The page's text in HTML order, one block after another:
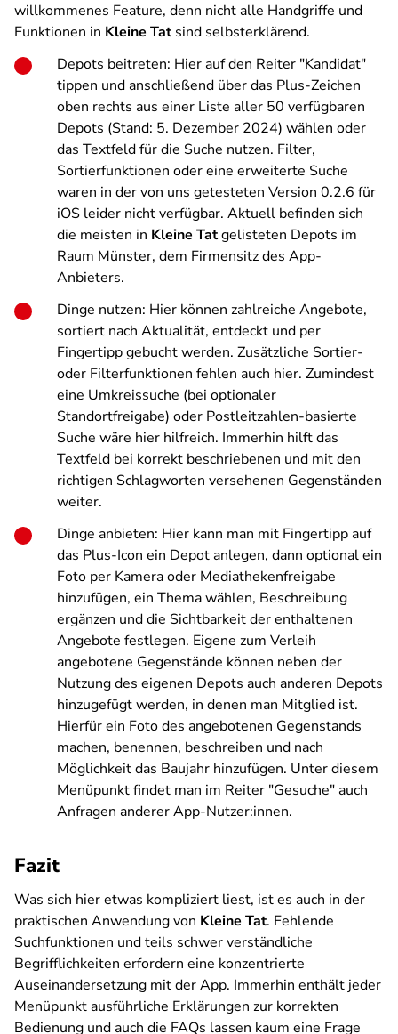
willkommenes Feature, denn nicht alle Handgriffe und
Funktionen in Kleine Tatsind selbsterklärend.
Depots beitreten: Hier auf den Reiter "Kandidat"
tippen und anschließend über das Plus-Zeichen
oben rechts aus einer Liste aller 50 verfügbaren
Depots (Stand: 5. Dezember 2024) wählen oder
das Textfeld für die Suche nutzen. Filter,
Sortierfunktionen oder eine erweiterte Suche
waren in der von uns getesteten Version 0.2.6 für
iOS leider nicht verfügbar. Aktuell befinden sich
die meisten in Kleine Tatgelisteten Depots im
Raum Münster, dem Firmensitz des App-
Anbieters.
Dinge nutzen: Hier können zahlreiche Angebote,
sortiert nach Aktualität, entdeckt und per
Fingertipp gebucht werden. Zusätzliche Sortier-
oder Filterfunktionen fehlen auch hier. Zumindest
eine Umkreissuche (bei optionaler
Standortfreigabe) oder Postleitzahlen-basierte
Suche wäre hier hilfreich. Immerhin hilft das
Textfeld bei korrekt beschriebenen und mit den
richtigen Schlagworten versehenen Gegenständen
weiter.
Dinge anbieten: Hier kann man mit Fingertipp auf
das Plus-Icon ein Depot anlegen, dann optional ein
Foto per Kamera oder Mediathekenfreigabe
hinzufügen, ein Thema wählen, Beschreibung
ergänzen und die Sichtbarkeit der enthaltenen
Angebote festlegen. Eigene zum Verleih
angebotene Gegenstände können neben der
Nutzung des eigenen Depots auch anderen Depots
hinzugefügt werden, in denen man Mitglied ist.
Hierfür ein Foto des angebotenen Gegenstands
machen, benennen, beschreiben und nach
Möglichkeit das Baujahr hinzufügen. Unter diesem
Menüpunkt findet man im Reiter "Gesuche" auch
Anfragen anderer App-Nutzer:innen.
Fazit
Was sich hier etwas kompliziert liest, ist es auch in der
praktischen Anwendung von Kleine Tat. Fehlende
Suchfunktionen und teils schwer verständliche
Begrifflichkeiten erfordern eine konzentrierte
Auseinandersetzung mit der App. Immerhin enthält jeder
Menüpunkt ausführliche Erklärungen zur korrekten
Bedienung und auch die FAQs lassen kaum eine Frage